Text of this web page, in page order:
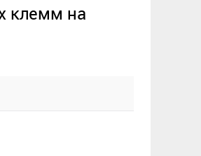
клемм на